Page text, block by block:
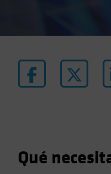
Japan - 日本
Latin America
Norway
Qué